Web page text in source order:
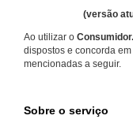
(versão
Ao utilizar o
dispostos e concorda
mencionadas a seguir.
Sobre o serviço